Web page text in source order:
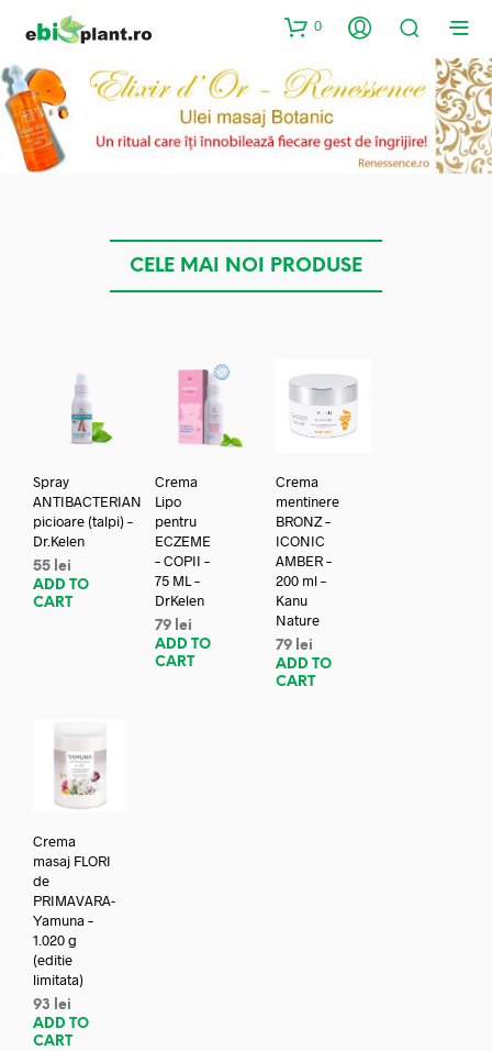
0
CELE MAI NOI PRODUSE
Spray
ANTIBACTERIAN
picioare (talpi) –
Dr.Kelen
55 lei
ADD TO
CART
Crema
Lipo
pentru
ECZEME
– COPII –
75 ML –
DrKelen
79 lei
ADD TO
CART
Crema
mentinere
BRONZ –
ICONIC
AMBER –
200 ml –
Kanu
Nature
79 lei
ADD TO
CART
Crema
masaj FLORI
de
PRIMAVARA-
Yamuna –
1.020 g
(editie
limitata)
93
lei
ADD TO
CART